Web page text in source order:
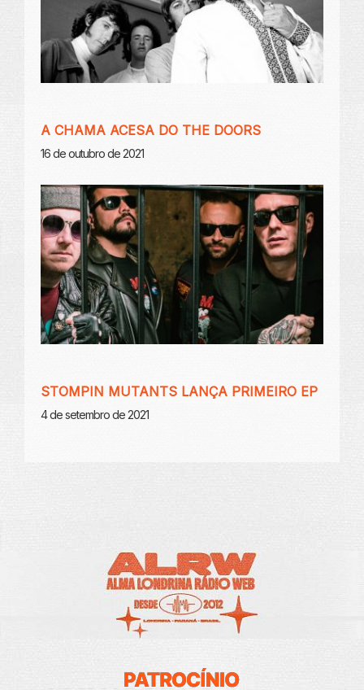
A CHAMA ACESA DO THE DOORS
16 de outubro de 2021
STOMPIN MUTANTS LANÇA PRIMEIRO EP
4 de setembro de 2021